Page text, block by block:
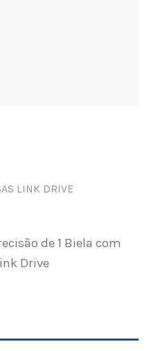
LINK DRIVE
de 1 Biela com
Drive